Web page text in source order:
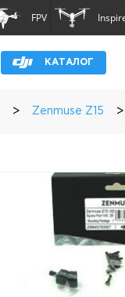
FPV
КАТАЛОГ
> Zenmuse Z15 >